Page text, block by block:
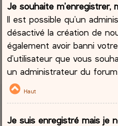
Je souhaite m’enregistrer,
Il est possible qu’un
désactivé la création de
également avoir banni
d’utilisateur que vous
un administrateur du
Haut
Je suis enregistré mais je